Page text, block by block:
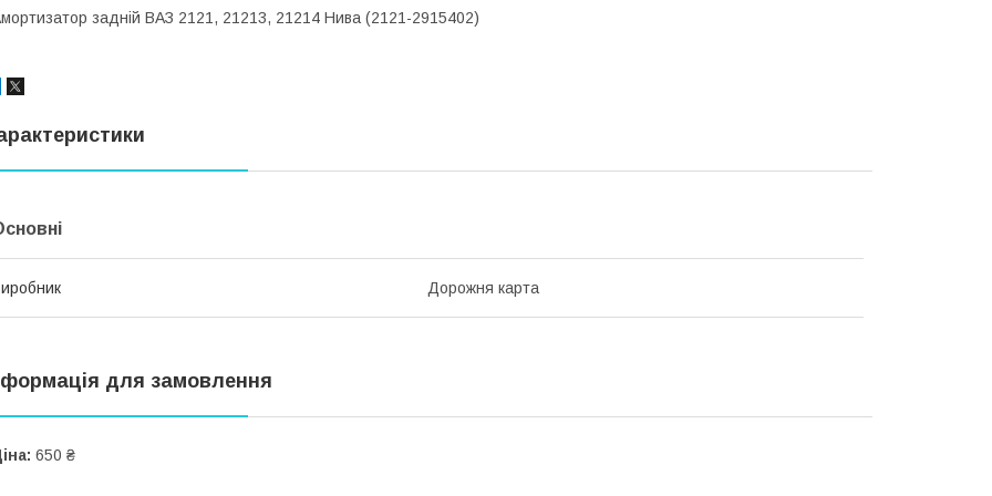
задній ВАЗ 2121, 21213, 21214 Нива (2121-2915402)
Дорожня карта
для замовлення
650 ₴